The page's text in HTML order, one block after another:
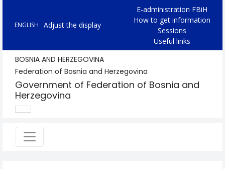
ENGLISH Adjust the display
E-administration FBiH
How to get information
Sessions
Useful links
BOSNIA AND HERZEGOVINA
Federation of Bosnia and Herzegovina
Government of Federation of Bosnia and
Herzegovina